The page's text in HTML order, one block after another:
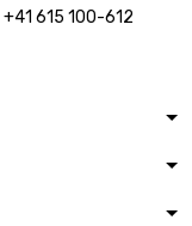
+41 615 100-612